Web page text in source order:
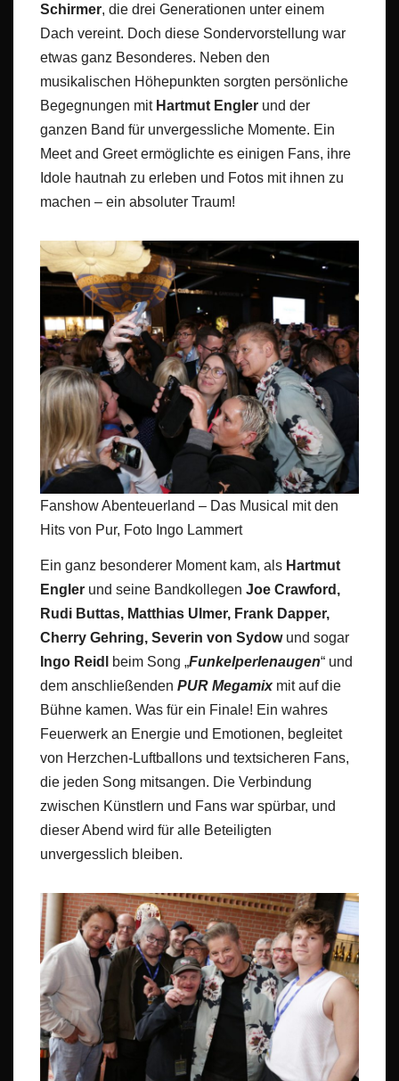
Schirmer, die drei Generationen unter einem
Dach vereint. Doch diese Sondervorstellung war
etwas ganz Besonderes. Neben den
musikalischen Höhepunkten sorgten persönliche
Begegnungen mit Hartmut Engler und der
ganzen Band für unvergessliche Momente. Ein
Meet and Greet ermöglichte es einigen Fans, ihre
Idole hautnah zu erleben und Fotos mit ihnen zu
machen – ein absoluter Traum!
Fanshow Abenteuerland – Das Musical mit den
Hits von Pur, Foto Ingo Lammert
Ein ganz besonderer Moment kam, als Hartmut
Engler und seine Bandkollegen Joe Crawford,
Rudi Buttas, Matthias Ulmer, Frank Dapper,
Cherry Gehring, Severin von Sydowund sogar
Ingo Reidl
beim Song „Funkelperlenaugen“ und
dem anschließenden PUR Megamixmit auf die
Bühne kamen. Was für ein Finale! Ein wahres
Feuerwerk an Energie und Emotionen, begleitet
von Herzchen-Luftballons und textsicheren Fans,
die jeden Song mitsangen. Die Verbindung
zwischen Künstlern und Fans war spürbar, und
dieser Abend wird für alle Beteiligten
unvergesslich bleiben.